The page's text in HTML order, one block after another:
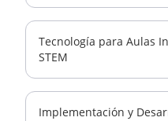
Tecnología para Aulas
STEM
Implementación y